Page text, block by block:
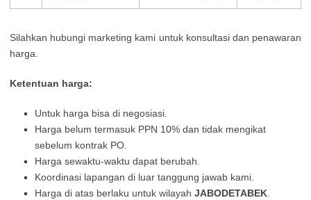
Silahkan hubungi marketing kami untuk konsultasi dan penawaran
harga.
Ketentuan harga:
Untuk harga bisa di negosiasi.
Harga belum termasuk PPN 10% dan tidak mengikat
sebelum kontrak PO.
Harga sewaktu-waktu dapat berubah.
Koordinasi lapangan di luar tanggung jawab kami.
Harga di atas berlaku untuk wilayah JABODETABEK.